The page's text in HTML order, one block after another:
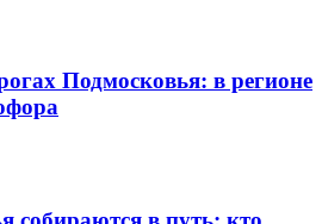
Подмосковья: в регионе